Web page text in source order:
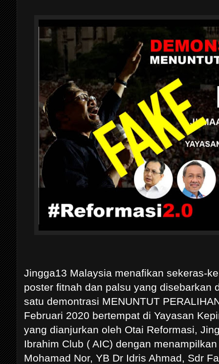
Jingga13 Malaysia menafikan sekeras-
poster fitnah dan palsu yang disebarkan
satu demontrasi MENUNTUT
Februari 2020 bertempat di Yayasan
yang dianjurkan oleh Otai Reformasi,
Ibrahim Club ( AIC) dengan
Mohamad Nor, YB Dr Idris Ahmad, Sdr